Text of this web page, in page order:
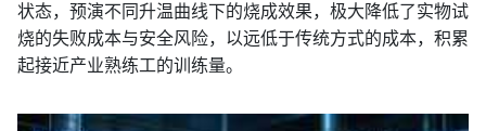
状态，预演不同升温曲线下的烧成效果，极大降低了实物试
烧的失败成本与安全风险，以远低于传统方式的成本，积累
起接近产业熟练工的训练量。